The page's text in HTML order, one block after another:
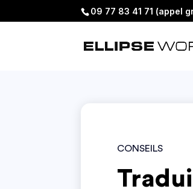
09 77 83 41 71 (appel
CONSEILS